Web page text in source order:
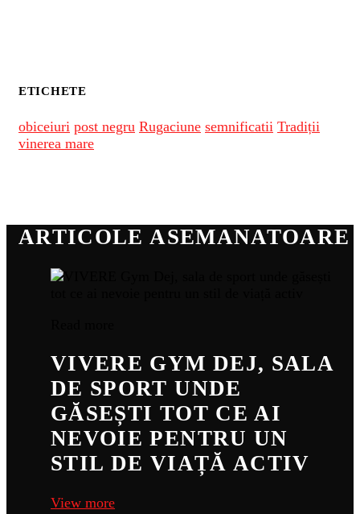
ETICHETE
obiceiuri post negru Rugaciune semnificatii Tradiții
vinerea mare
ARTICOLE ASEMANATOARE
VIVERE GYM DEJ, SALA
DE SPORT UNDE
GĂSEȘTI TOT CE AI
NEVOIE PENTRU UN
STIL DE VIAȚĂ ACTIV
View more